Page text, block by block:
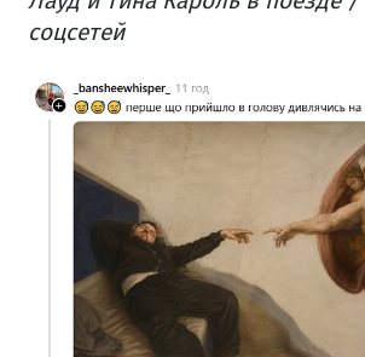
соцсетей